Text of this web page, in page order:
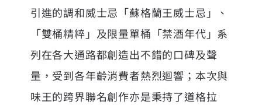
引進的調和威士忌「蘇格蘭王威士忌」、
「雙桶精粹」及限量單桶「禁酒年代」系
列在各大通路都創造出不錯的口碑及聲
量，受到各年齡消費者熱烈迴響；本次與
味王的跨界聯名創作亦是秉持了道格拉